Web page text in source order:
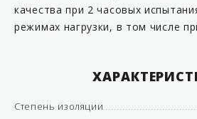
качества при 2 часовых
режимах нагрузки, в том числе
Степень изоляции